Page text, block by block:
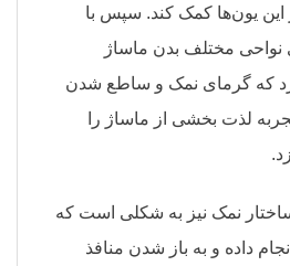
این یون‌ها کمک کند. سپس با
مختلف بدن ماساژ
که گرمای نمک و ساطع شدن
لذت بخشی از ماساژ را
ساختار نمک نیز به شکلی است که
داده و به باز شدن منافذ